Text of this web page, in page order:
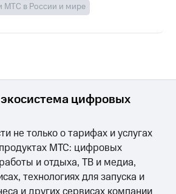
МТС в России и мире
цифровых
не только о тарифах и услугах
МТС: цифровых
и отдыха, ТВ и медиа,
технологиях для запуска и